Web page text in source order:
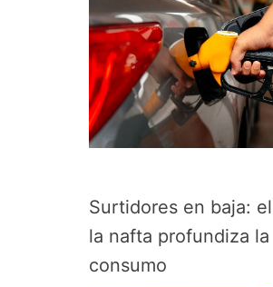
Surtidores en baja:
la nafta profundiza
consumo